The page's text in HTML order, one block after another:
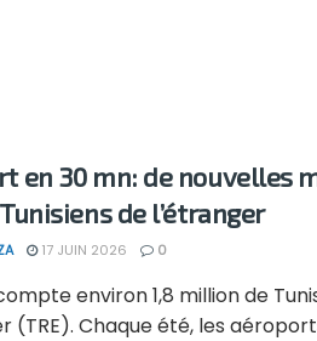
en 30 mn: de nouvelles
de l’étranger
17 JUIN 2026 0
environ 1,8 million de
(TRE). Chaque été, les